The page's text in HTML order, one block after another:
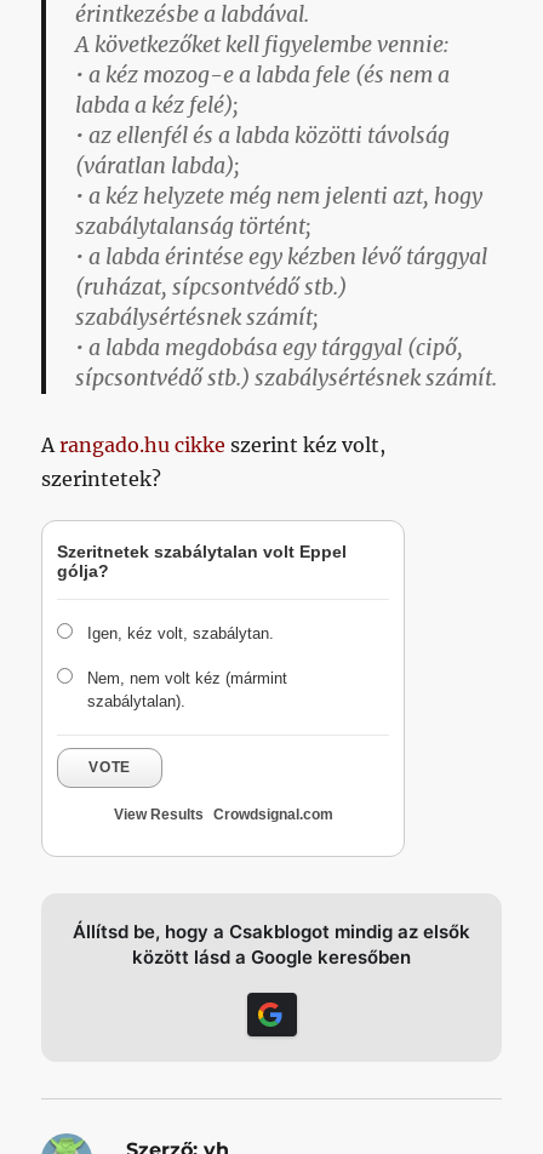
érintkezésbe a labdával.
A következőket kell figyelembe vennie:
• a kéz mozog-e a labda fele (és nem a
labda a kéz felé);
• az ellenfél és a labda közötti távolság
(váratlan labda);
• a kéz helyzete még nem jelenti azt, hogy
szabálytalanság történt;
• a labda érintése egy kézben lévő tárggyal
(ruházat, sípcsontvédő stb.)
szabálysértésnek számít;
• a labda megdobása egy tárggyal (cipő,
sípcsontvédő stb.) szabálysértésnek számít.
Arangado.hu cikke szerint kéz volt,
szerintetek?
Szeritnetek szabálytalan volt Eppel
gólja?
Igen, kéz volt, szabálytan.
Nem, nem volt kéz (mármint
szabálytalan).
VOTE
View Results Crowdsignal.com
Állítsd be, hogy a Csakblogot mindig az elsők
között lásd a Google keresőben